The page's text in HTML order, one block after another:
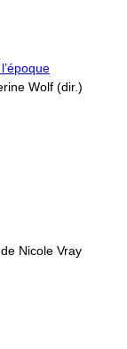
Wolf (dir.)
, de Nicole Vray